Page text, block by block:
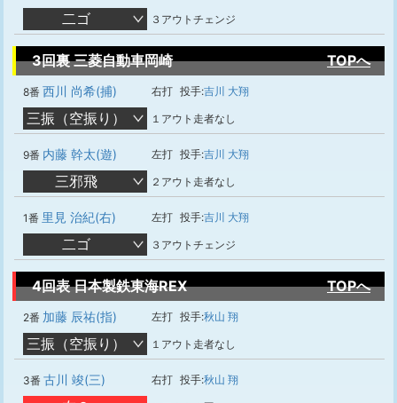
二ゴ ３アウトチェンジ
3回裏 三菱自動車岡崎 TOPへ
8番 西川 尚希(捕) 右打 投手:吉川 大翔
三振（空振り） １アウト走者なし
9番 内藤 幹太(遊) 左打 投手:吉川 大翔
三邪飛 ２アウト走者なし
1番 里見 治紀(右) 左打 投手:吉川 大翔
二ゴ ３アウトチェンジ
4回表 日本製鉄東海REX TOPへ
2番 加藤 辰祐(指) 左打 投手:秋山 翔
三振（空振り） １アウト走者なし
3番 古川 竣(三) 右打 投手:秋山 翔